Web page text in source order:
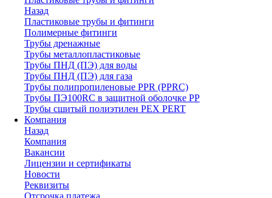
Назад
Пластиковые трубы и фитинги
Полимерные фитинги
Трубы дренажные
Трубы металлопластиковые
Трубы ПНД (ПЭ) для воды
Трубы ПНД (ПЭ) для газа
Трубы полипропиленовые PPR (PPRC)
Трубы ПЭ100RC в защитной оболочке PP
Трубы сшитый полиэтилен PEX PERT
Компания
Назад
Компания
Вакансии
Лицензии и сертификаты
Новости
Реквизиты
Отсрочка платежа